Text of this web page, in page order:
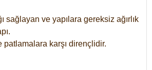
sağlayan ve yapılara gereksiz ağırlık
patlamalara karşı dirençlidir.